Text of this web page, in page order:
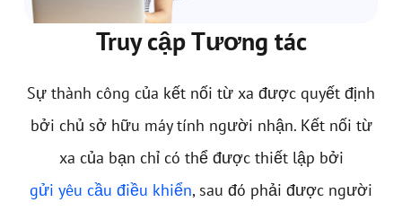
Truy cập Tương tác
Sự thành công của kết nối từ xa được quyết định
bởi chủ sở hữu máy tính người nhận. Kết nối từ
xa của bạn chỉ có thể được thiết lập bởi
gửi yêu cầu điều khiển, sau đó phải được người